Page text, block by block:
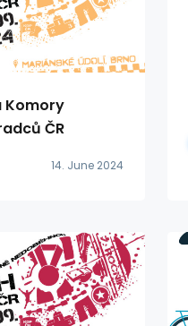
Komory
ČR
14. June 2024